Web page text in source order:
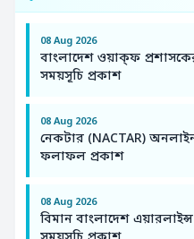
08 Aug 2026
বাংলাদেশ ওয়াক্ফ
সময়সূচি প্রকাশ
08 Aug 2026
নেকটার (NACTAR) অনলাইন
ফলাফল প্রকাশ
08 Aug 2026
বিমান বাংলাদেশ